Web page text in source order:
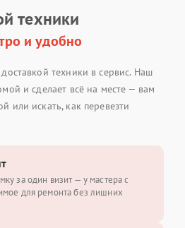
техники
и удобно
техники в сервис. Наш
и сделает всё на месте — вам
или искать, как перевезти
за один визит — у мастера с
для ремонта без лишних